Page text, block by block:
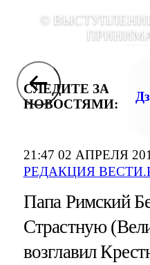
21:47 02 АПРЕЛЯ
РЕДАКЦИЯ
©
СЛЕДИТЕ ЗА
НОВОСТЯМИ:
Папа Римский
Страстную
возглавил